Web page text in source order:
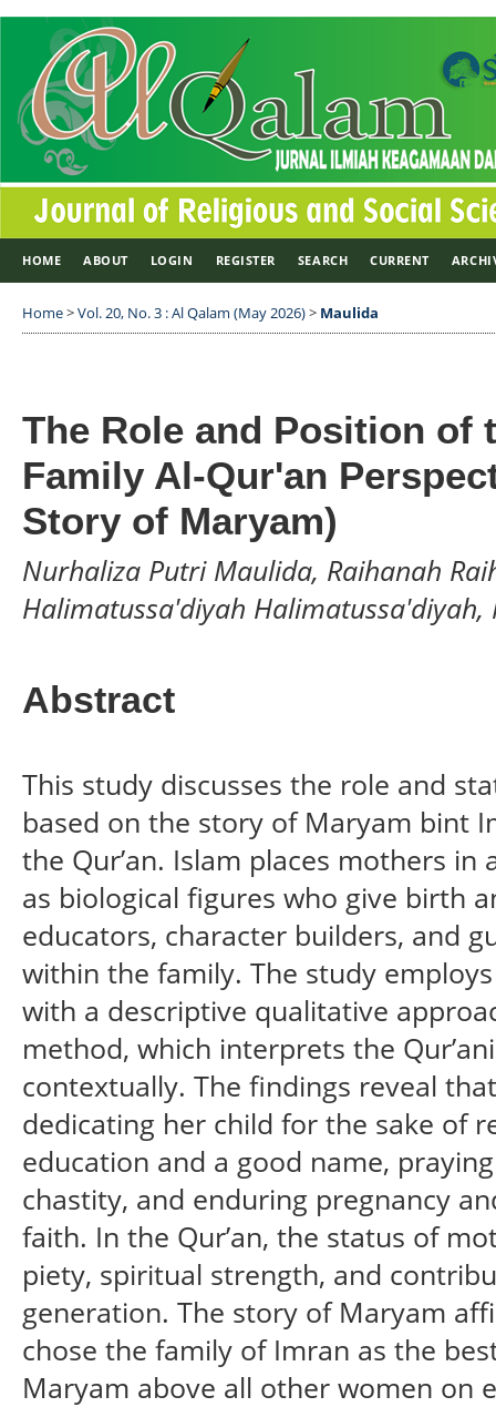
HOME ABOUT LOGIN REGISTER SEARCH CURRENT
Home>Vol. 20, No. 3 : Al Qalam (May 2026)> Maulida
The Role and Position of
Family Al-Qur'an
Story of Maryam)
Nurhaliza Putri Maulida, Raihanah
Halimatussa'diyah Halimatussa'diyah,
Abstract
This study discusses the role and
based on the story of Maryam bint
the Qur’an. Islam places mothers
as biological figures who give birth
educators, character builders, and
within the family. The study
with a descriptive qualitative
method, which interprets the
contextually. The findings reveal
dedicating her child for the sake of
education and a good name,
chastity, and enduring pregnancy
faith. In the Qur’an, the status of
piety, spiritual strength, and
generation. The story of Maryam
chose the family of Imran as the
Maryam above all other women on